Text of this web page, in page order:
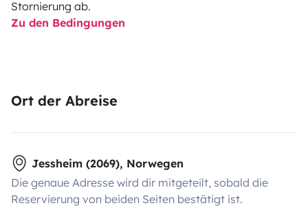
Stornierung ab.
Zu den Bedingungen
Ort der Abreise
Jessheim (2069), Norwegen
Die genaue Adresse wird dir mitgeteilt, sobald die
Reservierung von beiden Seiten bestätigt ist.